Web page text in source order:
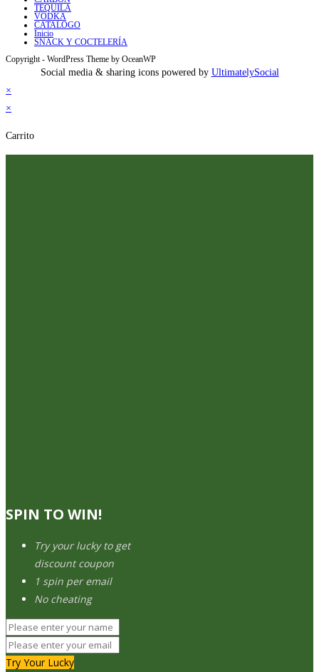
TEQUILA
VODKA
CATALOGO
Inicio
SNACK Y COCTELERÍA
Copyright - WordPress Theme by OceanWP
Social media & sharing icons powered by UltimatelySocial
×
×
Carrito
SPIN TO WIN!
Try your lucky to get
discount coupon
1 spin per email
No cheating
Try Your Lucky